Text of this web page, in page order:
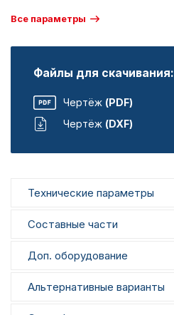
Все параметры
Файлы для скачивания:
Чертёж (PDF)
Чертёж (DXF)
Технические параметры
Составные части
Доп. оборудование
Альтернативные варианты